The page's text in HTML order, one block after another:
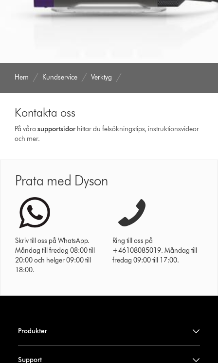
Hem Kundservice Verktyg
Kontakta oss
På vårasupport­sidor hittar du felsökningstips, instruktionsvideor
och mer.
Prata med Dyson
Skriv till oss på WhatsApp.
Måndag till fredag 08:00 till
20:00 och helger 09:00 till
18:00.
Ring till oss på
+46108085019. Måndag till
fredag 09:00 till 17:00.
Produkter
Support